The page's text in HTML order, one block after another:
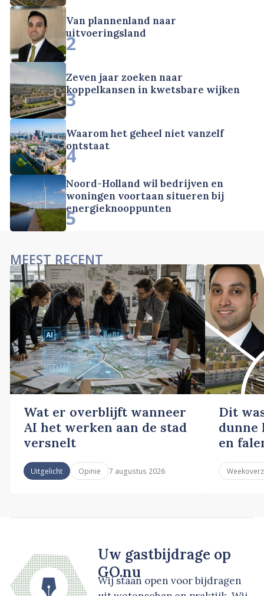
Van plannenland naar
uitvoeringsland
2
Zeven jaar zoeken naar
koppelkansen in kwetsbare wijken
3
Waarom het geheel niet vanzelf
ontstaat
4
Noord-Holland wil bedrijven en
woningen voortaan situeren bij
energieknooppunten
5
MEEST RECENT
Wat er overblijft wanneer
AI het werken aan de stad
versnelt
Uitgelicht Opinie 7 augustus 2026
Dit
dunne
en
Uw gastbijdrage op
GO.nu
Wij staan open voor bijdragen